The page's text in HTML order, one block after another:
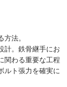
法。
計。鉄骨継手にお
関わる重要な工程
ルト張力を確実に